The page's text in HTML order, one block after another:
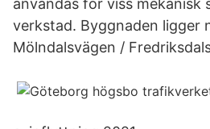
användas för viss mekanisk
verkstad. Byggnaden ligger
Mölndalsvägen /